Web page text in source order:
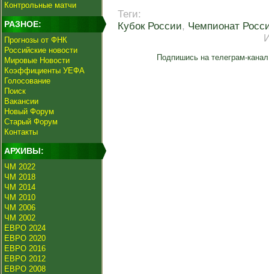
Контрольные матчи
РАЗНОЕ:
Прогнозы от ФНК
Российские новости
Мировые Новости
Коэффициенты УЕФА
Голосование
Поиск
Вакансии
Новый Форум
Старый Форум
Контакты
АРХИВЫ:
ЧМ 2022
ЧМ 2018
ЧМ 2014
ЧМ 2010
ЧМ 2006
ЧМ 2002
ЕВРО 2024
ЕВРО 2020
ЕВРО 2016
ЕВРО 2012
ЕВРО 2008
Теги:
Кубок России, Чемпионат
Подпишись на телеграм-